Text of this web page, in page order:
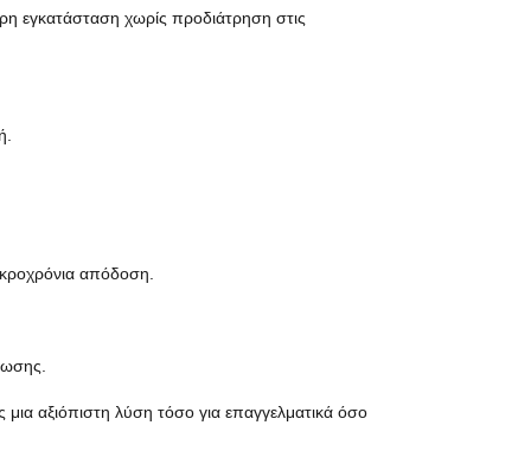
εγκατάσταση χωρίς προδιάτρηση στις
απόδοση.
αξιόπιστη λύση τόσο για επαγγελματικά όσο